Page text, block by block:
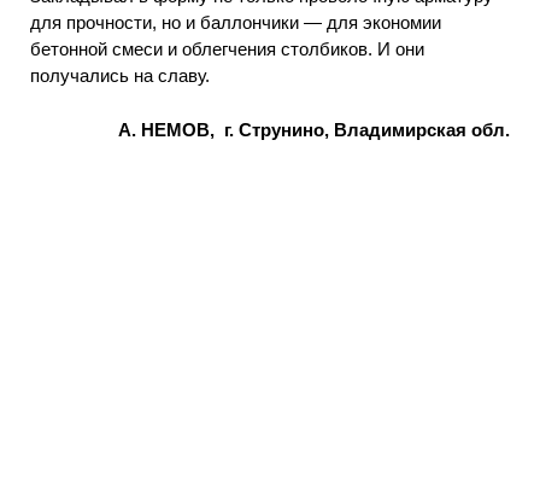
для прочности, но и баллончики — для экономии
бетонной смеси и облегчения столбиков. И они
получались на славу.
А. НЕМОВ, г. Струнино, Владимирская обл.